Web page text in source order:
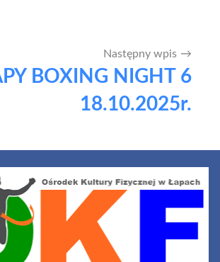
Następny wpis
BOXING NIGHT 6
18.10.2025r.